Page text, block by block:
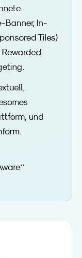
Banner, In-
Tiles)
und
“